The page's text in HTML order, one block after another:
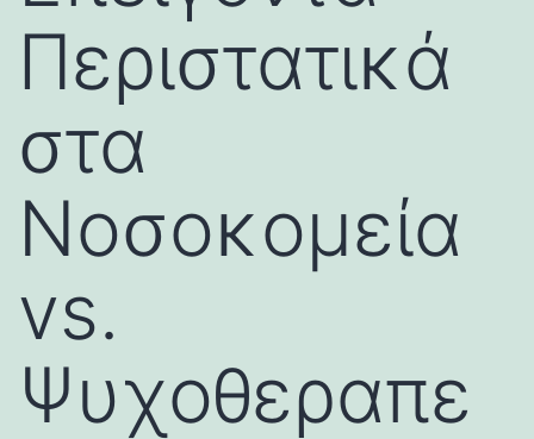
Περιστατικά
στα
Νοσοκομεία
vs.
Ψυχοθεραπε